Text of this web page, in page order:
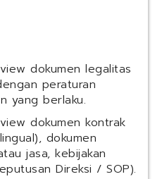
dokumen legalitas
peraturan
yang berlaku.
dokumen kontrak
dokumen
jasa, kebijakan
Direksi / SOP).